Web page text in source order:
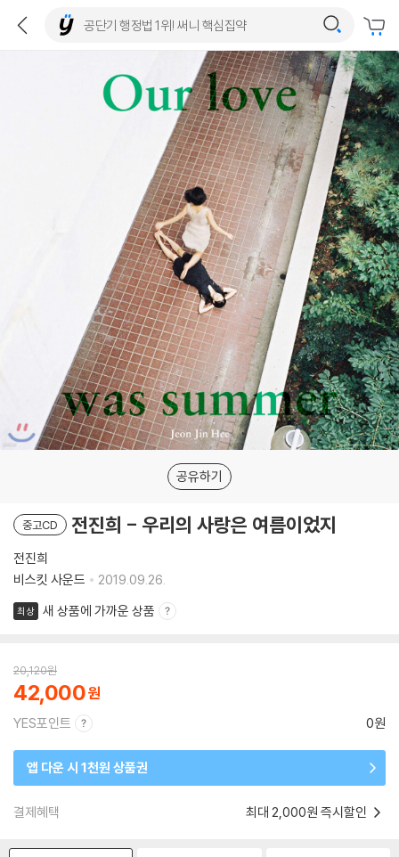
공유하기
중고CD 전진희 - 우리의 사랑은 여름이었지
전진희
비스킷 사운드
2019.09.26.
최상 새 상품에 가까운 상품
20,120원
42,000
YES포인트 0원
앱 다운 시 1천원 상품권
결제혜택 최대 2,000원 즉시할인